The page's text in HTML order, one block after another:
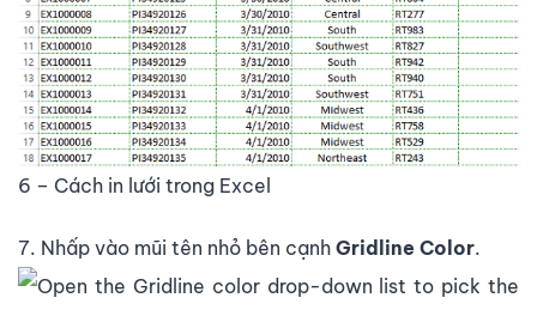
6 – Cách in lưới trong Excel
7. Nhấp vào mũi tên nhỏ bên cạnh Gridline Color.